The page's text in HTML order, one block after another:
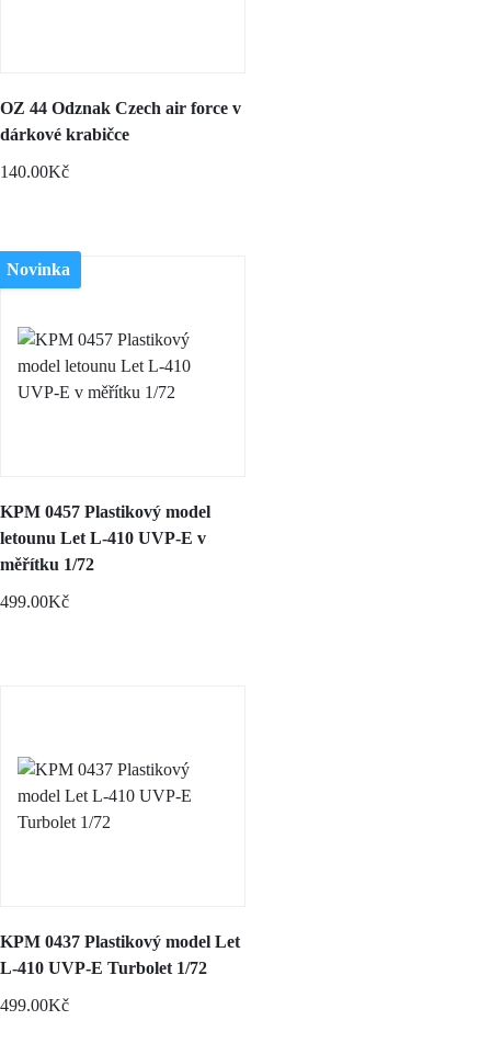
OZ 44 Odznak Czech air force v
dárkové krabičce
140.00Kč
Novinka
KPM 0457 Plastikový model
letounu Let L-410 UVP-E v
měřítku 1/72
499.00Kč
KPM 0437 Plastikový model Let
L-410 UVP-E Turbolet 1/72
499.00Kč